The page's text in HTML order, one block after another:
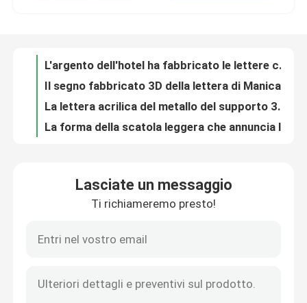
Controllo di qualità
Contattici
segno della lettera 3d
La caffetteria ha condotto l'innesto a vite del segno 6500K della lettera di Manica leggero
Le strisce principali accese all'aperto hanno illuminato i segni DC12V di affari delle lettere del contrassegno
CE anteriore ROHS del segno della lettera di Manica del deposito di alluminio liquido della resina
Lasciate un messaggio
Ti richiameremo presto!